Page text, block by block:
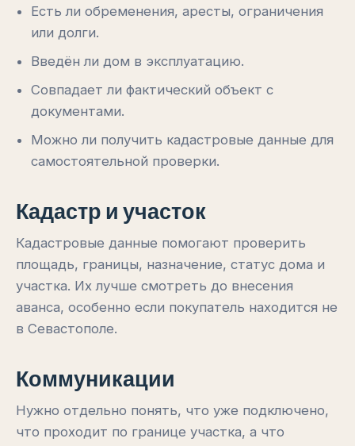
Есть ли обременения, аресты, ограничения
или долги.
Введён ли дом в эксплуатацию.
Совпадает ли фактический объект с
документами.
Можно ли получить кадастровые данные для
самостоятельной проверки.
Кадастр и участок
Кадастровые данные помогают проверить
площадь, границы, назначение, статус дома и
участка. Их лучше смотреть до внесения
аванса, особенно если покупатель находится не
в Севастополе.
Коммуникации
Нужно отдельно понять, что уже подключено,
что проходит по границе участка, а что